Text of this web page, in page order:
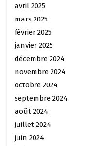
avril 2025
mars 2025
février 2025
janvier 2025
décembre 2024
novembre 2024
octobre 2024
septembre 2024
août 2024
juillet 2024
juin 2024